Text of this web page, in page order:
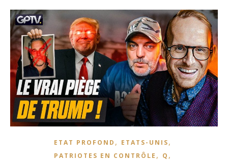
ETAT PROFOND , ETATS-UNIS,
PATRIOTES EN CONTRÔLE , Q ,